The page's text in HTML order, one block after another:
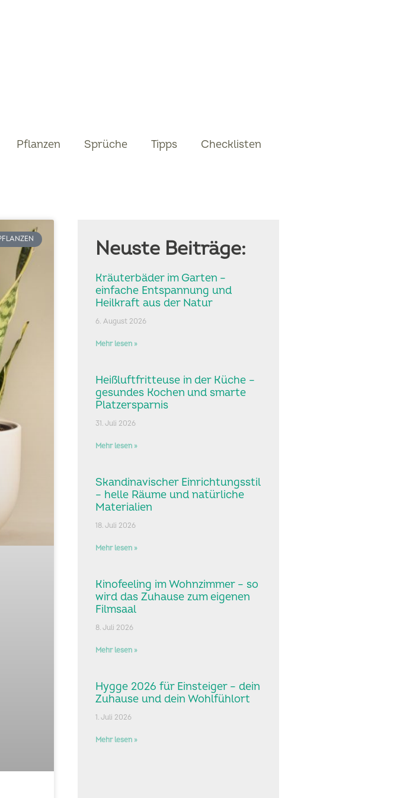
Pflanzen Sprüche Tipps Checklisten
Neuste Beiträge:
Kräuterbäder im Garten –
einfache Entspannung und
Heilkraft aus der Natur
6. August 2026
Mehr lesen »
Heißluftfritteuse in der Küche –
gesundes Kochen und smarte
Platzersparnis
31. Juli 2026
Mehr lesen »
Skandinavischer Einrichtungsstil
– helle Räume und natürliche
Materialien
18. Juli 2026
Mehr lesen »
Kinofeeling im Wohnzimmer – so
wird das Zuhause zum eigenen
Filmsaal
8. Juli 2026
Mehr lesen »
Hygge 2026 für Einsteiger – dein
Zuhause und dein Wohlfühlort
1. Juli 2026
Mehr lesen »